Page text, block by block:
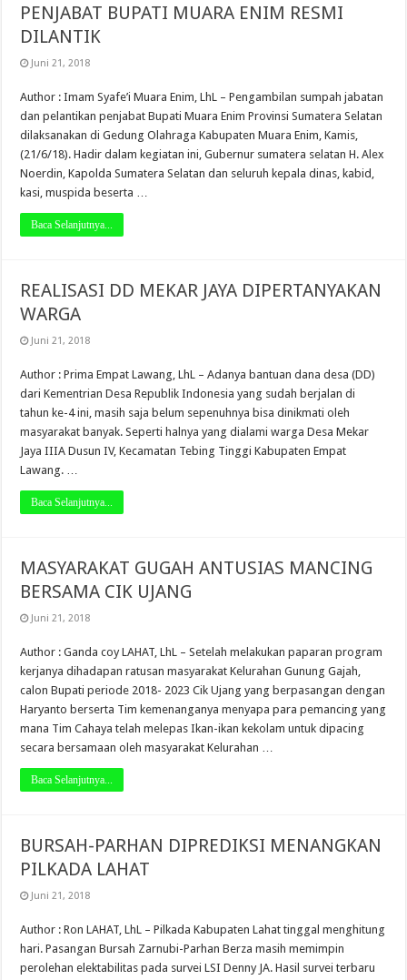
PENJABAT BUPATI MUARA ENIM RESMI
DILANTIK
Juni 21, 2018
Author : Imam Syafe’i Muara Enim, LhL – Pengambilan sumpah jabatan
dan pelantikan penjabat Bupati Muara Enim Provinsi Sumatera Selatan
dilaksanakan di Gedung Olahraga Kabupaten Muara Enim, Kamis,
(21/6/18). Hadir dalam kegiatan ini, Gubernur sumatera selatan H. Alex
Noerdin, Kapolda Sumatera Selatan dan seluruh kepala dinas, kabid,
kasi, muspida beserta …
Baca Selanjutnya...
REALISASI DD MEKAR JAYA DIPERTANYAKAN
WARGA
Juni 21, 2018
Author : Prima Empat Lawang, LhL – Adanya bantuan dana desa (DD)
dari Kementrian Desa Republik Indonesia yang sudah berjalan di
tahun ke-4 ini, masih saja belum sepenuhnya bisa dinikmati oleh
masyarakat banyak. Seperti halnya yang dialami warga Desa Mekar
Jaya IIIA Dusun IV, Kecamatan Tebing Tinggi Kabupaten Empat
Lawang. …
Baca Selanjutnya...
MASYARAKAT GUGAH ANTUSIAS MANCING
BERSAMA CIK UJANG
Juni 21, 2018
Author : Ganda coy LAHAT, LhL – Setelah melakukan paparan program
kerjanya dihadapan ratusan masyarakat Kelurahan Gunung Gajah,
calon Bupati periode 2018- 2023 Cik Ujang yang berpasangan dengan
Haryanto berserta Tim kemenanganya menyapa para pemancing yang
mana Tim Cahaya telah melepas Ikan-ikan kekolam untuk dipacing
secara bersamaan oleh masyarakat Kelurahan …
Baca Selanjutnya...
BURSAH-PARHAN DIPREDIKSI MENANGKAN
PILKADA LAHAT
Juni 21, 2018
Author : Ron LAHAT, LhL – Pilkada Kabupaten Lahat tinggal menghitung
hari. Pasangan Bursah Zarnubi-Parhan Berza masih memimpin
perolehan elektabilitas pada survei LSI Denny JA. Hasil survei terbaru